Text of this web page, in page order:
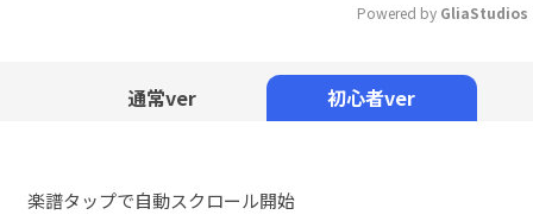
Powered by GliaStudios
通常ver 初心者ver
楽譜タップで自動スクロール開始